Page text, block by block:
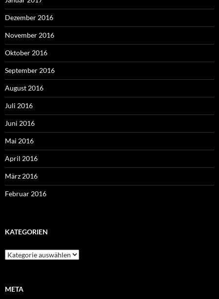
Dezember 2016
November 2016
Oktober 2016
September 2016
August 2016
Juli 2016
Juni 2016
Mai 2016
April 2016
März 2016
Februar 2016
KATEGORIEN
Kategorien
META